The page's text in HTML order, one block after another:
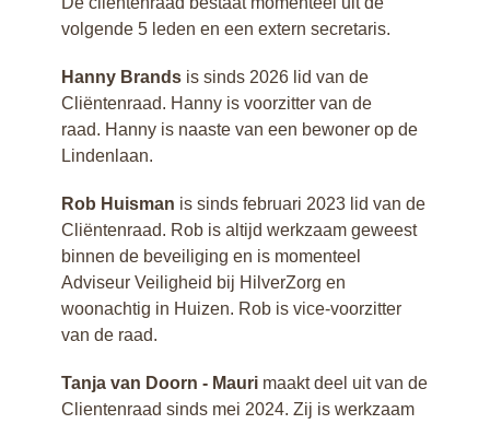
volgende 5 leden en een extern secretaris.
Hanny Brandsis sinds 2026 lid van de
Cliëntenraad. Hanny is voorzitter van de
raad. Hanny is naaste van een bewoner op de
Lindenlaan.
Rob Huisman is sinds februari 2023 lid van de
Cliëntenraad. Rob is altijd werkzaam geweest
binnen de beveiliging en is momenteel
Adviseur Veiligheid bij HilverZorg en
woonachtig in Huizen. Rob is vice-voorzitter
van de raad.
Tanja van Doorn - Mauri maakt deel uit van de
Clientenraad sinds mei 2024. Zij is werkzaam